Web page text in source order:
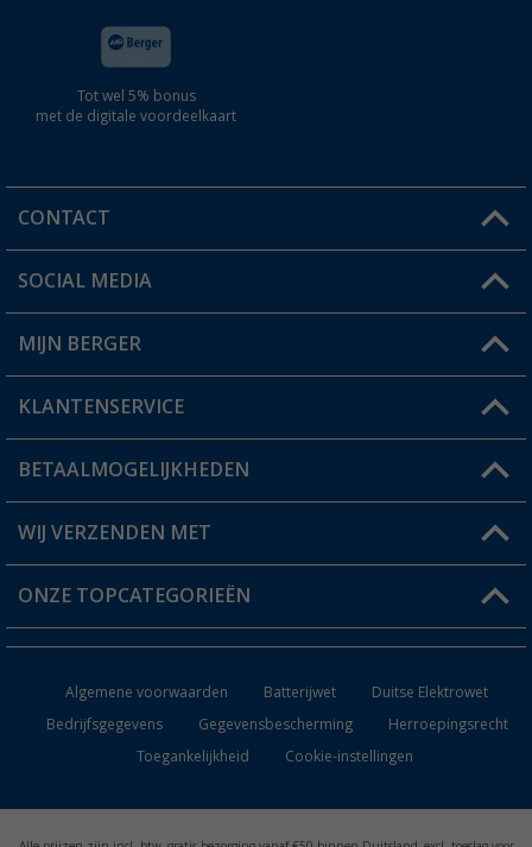
Tot wel 5% bonus
met de digitale voordeelkaart
CONTACT
Een vraag?
Winkel vinden
SOCIAL MEDIA
MIJN BERGER
Mijn account
Status bestelling
Verlanglijstje
KLANTENSERVICE
FAQ & Contact
Verzendinformatie
Catalogus
BETAALMOGELIJKHEDEN
WIJ VERZENDEN MET
ONZE TOPCATEGORIEËN
Campingmeubilair
Campingtoiletten
Algemene voorwaarden Batterijwet
Duitse Elektrowet
Bedrijfsgegevens
Gegevensbescherming
Herroepingsrecht
Toegankelijkheid
Cookie-instellingen